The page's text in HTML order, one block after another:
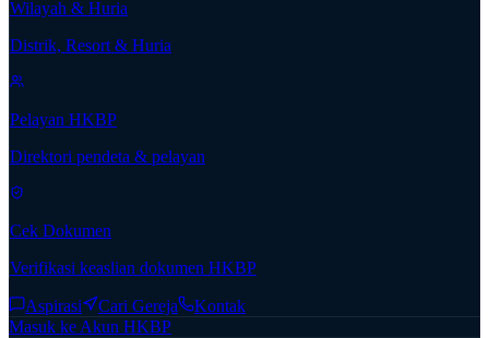
Wilayah & Huria
Distrik, Resort & Huria
Pelayan HKBP
Direktori pendeta & pelayan
Cek Dokumen
Verifikasi keaslian dokumen HKBP
Aspirasi Cari Gereja
Kontak
Masuk ke Akun HKBP